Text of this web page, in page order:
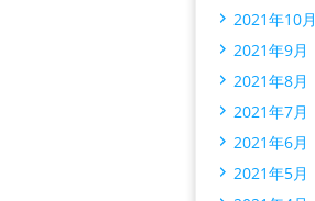
2021年10月
2021年9月
2021年8月
2021年7月
2021年6月
2021年5月